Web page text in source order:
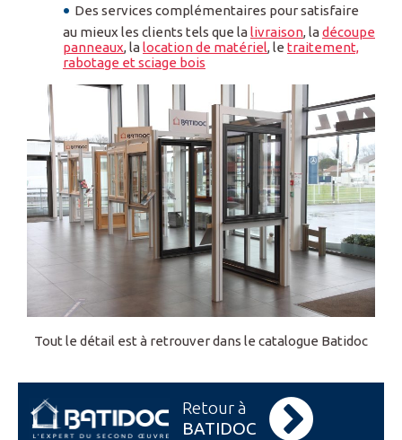
Retour à
BATIDOC
Des services complémentaires pour satisfaire
au mieux les clients tels que lalivraison, ladécoupe
panneaux, lalocation de matériel, le traitement,
rabotage et sciage bois
Tout le détail est à retrouver dans le catalogue Batidoc